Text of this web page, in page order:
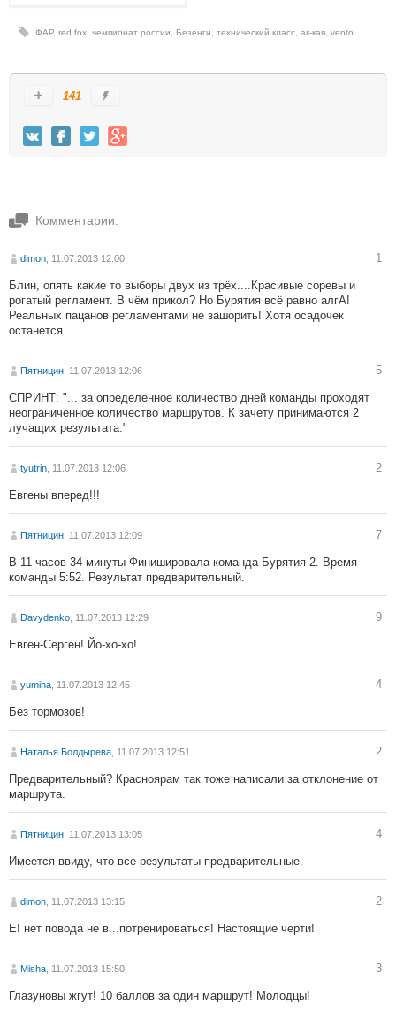
ФАР, red fox чемпионат россии Безенги технический класс ак-кая vento
141
Комментарии:
dimon , 11.07.2013 12:00 1
Блин, опять какие то выборы двух из трёх....Красивые соревы и
рогатый регламент. В чём прикол? Но Бурятия всё равно алгА!
Реальных пацанов регламентами не зашорить! Хотя осадочек
останется.
Пятницин , 11.07.2013 12:06 5
СПРИНТ: "... за определенное количество дней команды проходят
неограниченное количество маршрутов. К зачету принимаются 2
лучащих результата."
tyutrin , 11.07.2013 12:06 2
Евгены вперед!!!
Пятницин , 11.07.2013 12:09 7
В 11 часов 34 минуты Финишировала команда Бурятия-2. Время
команды 5:52. Результат предварительный.
Davydenko , 11.07.2013 12:29 9
Евген-Серген! Йо-хо-хо!
yumiha , 11.07.2013 12:45 4
Без тормозов!
Наталья Болдырева , 11.07.2013 12:51 2
Предварительный? Красноярам так тоже написали за отклонение от
маршрута.
Пятницин , 11.07.2013 13:05 4
Имеется ввиду, что все результаты предварительные.
dimon , 11.07.2013 13:15 2
Е! нет повода не в...потренироваться! Настоящие черти!
Misha , 11.07.2013 15:50 3
Глазуновы жгут! 10 баллов за один маршрут! Молодцы!